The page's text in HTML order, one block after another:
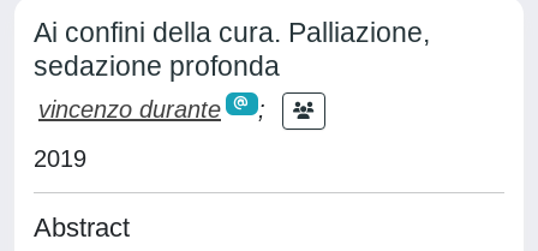
Ai confini della cura. Palliazione,
sedazione profonda
vincenzo durante
;
2019
Abstract